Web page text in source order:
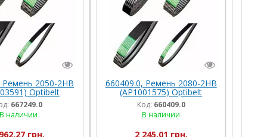
Ремень 2050-2HB
Optibelt
Lex420-580
667249.0
В наличии
грн.
660409.0, Ремень 2080-2HB
(AP1001575) Optibelt
(Германия), M203-218,
Dom108/118, Med310/330
Код: 660409.0
В наличии
2 245,01 грн.